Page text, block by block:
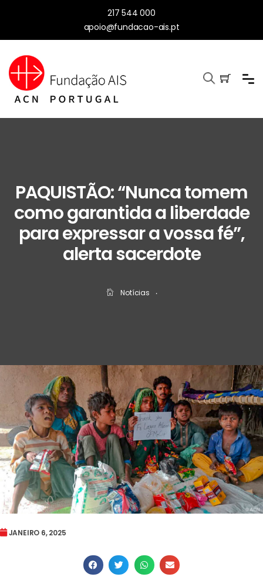
217 544 000
apoio@fundacao-ais.pt
PAQUISTÃO: “Nunca tomem
como garantida a liberdade
para expressar a vossa fé”,
alerta sacerdote
Notícias ‧
JANEIRO 6, 2025